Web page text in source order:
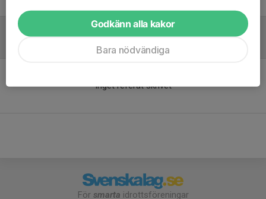
Inget referat skrivet
För smarta idrottsföreningar
Godkänn alla kakor
Bara nödvändiga